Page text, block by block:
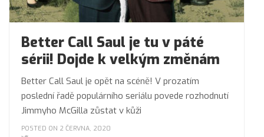
Better Call Saul je tu v páté
sérii! Dojde k velkým změnám
Better Call Saul je opět na scéně! V prozatím
poslední řadě populárního seriálu povede rozhodnutí
Jimmyho McGilla zůstat v kůži
POSTED ON 2 ČERVNA, 2020